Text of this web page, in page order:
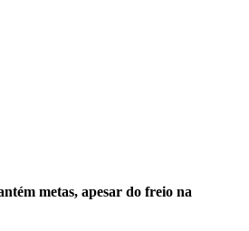
metas, apesar do freio na